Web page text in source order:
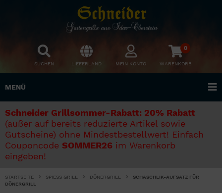
SUCHEN LIEFERLAND MEIN KONTO
0
WARENKORB
MENÜ
Schneider Grillsommer-Rabatt: 20% Rabatt
(außer auf bereits reduzierte Artikel sowie
Gutscheine) ohne Mindestbestellwert! Einfach
Couponcode SOMMER26 im Warenkorb
eingeben!
STARTSEITE SPIESS GRILL DÖNERGRILL
SCHASCHLIK-AUFSATZ FÜR
DÖNERGRILL